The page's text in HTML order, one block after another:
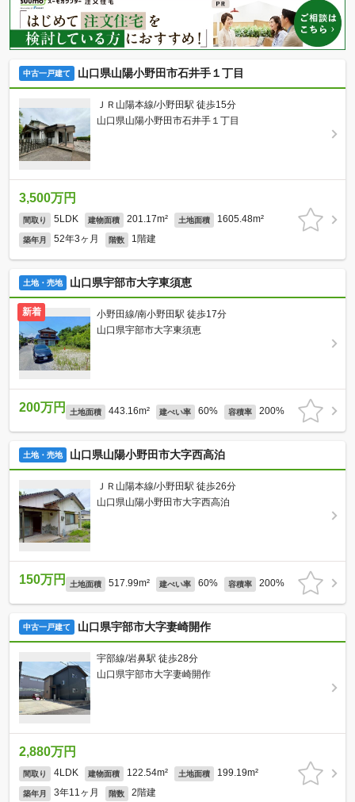
中古一戸建て 山口県山陽小野田市石井手１丁目
ＪＲ山陽本線/小野田駅 徒歩15分
山口県山陽小野田市石井手１丁目
3,500万円
間取り 5LDK 建物面積 201.17m² 土地面積 1605.48m²
築年月 52年3ヶ月 階数 1階建
土地・売地 山口県宇部市大字東須恵
新着
小野田線/南小野田駅 徒歩17分
山口県宇部市大字東須恵
200万円 土地面積 443.16m² 建ぺい率 60% 容積率 200%
土地・売地 山口県山陽小野田市大字西高泊
ＪＲ山陽本線/小野田駅 徒歩26分
山口県山陽小野田市大字西高泊
150万円 土地面積 517.99m² 建ぺい率 60% 容積率 200%
中古一戸建て 山口県宇部市大字妻崎開作
宇部線/岩鼻駅 徒歩28分
山口県宇部市大字妻崎開作
2,880万円
間取り 4LDK 建物面積 122.54m² 土地面積 199.19m²
築年月 3年11ヶ月 階数 2階建